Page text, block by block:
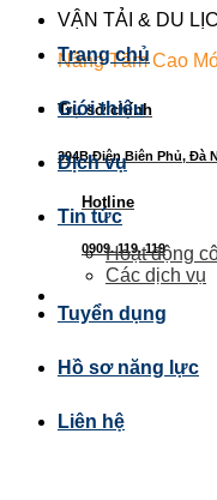
VẬN TẢI & DU
Nâng Tầm Cao
Trụ sở chính
394B Điện Biên Phủ, Đà
Hotline
0909. 119. 119
Trang chủ
Giới thiệu
Dịch vụ
Tin tức
Hoạt động
Các dịch vụ
Tuyển dụng
Hồ sơ năng lực
Liên hệ